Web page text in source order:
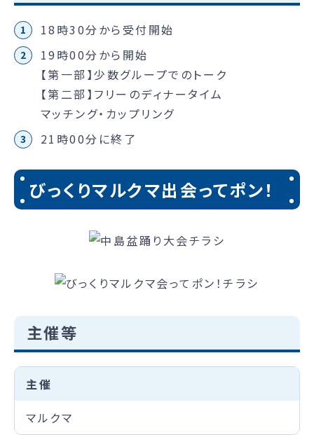
18時30分から受付開始
19時00分から開始
【第一部】少数グループでのトーク
【第二部】フリーのディナータイム
マッチング・カップリング
21時00分に終了
びっくりマルクマ出会ってポン！
主催等
主催
マルクマ